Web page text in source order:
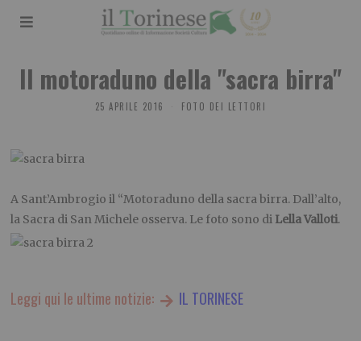
Il motoraduno della "sacra birra"
25 APRILE 2016 FOTO DEI LETTORI
A Sant’Ambrogio il “Motoraduno della sacra birra. Dall’alto,
la Sacra di San Michele osserva. Le foto sono di Lella Valloti.
Leggi qui le ultime notizie: IL TORINESE